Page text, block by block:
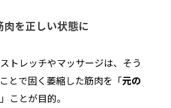
肉を正しい状態に
トレッチやマッサージは、そう
とで固く萎縮した筋肉を「元の
」ことが目的。